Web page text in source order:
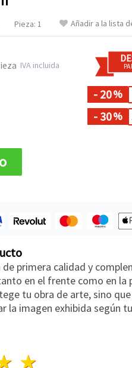
Pieza: 1 Añadir a la lista
IVA incluida
- 20%
- 30%
primera calidad y
en el frente como en la
tu obra de arte, sino
la imagen exhibida según
4 estrellas
estrellas